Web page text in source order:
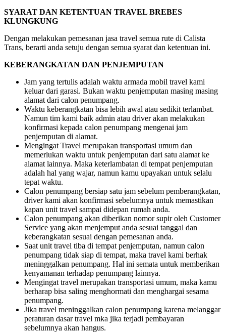
SYARAT DAN KETENTUAN TRAVEL BREBES
KLUNGKUNG
Dengan melakukan pemesanan jasa travel semua rute di Calista
Trans, berarti anda setuju dengan semua syarat dan ketentuan ini.
KEBERANGKATAN DAN PENJEMPUTAN
Jam yang tertulis adalah waktu armada mobil travel kami
keluar dari garasi. Bukan waktu penjemputan masing masing
alamat dari calon penumpang.
Waktu keberangkatan bisa lebih awal atau sedikit terlambat.
Namun tim kami baik admin atau driver akan melakukan
konfirmasi kepada calon penumpang mengenai jam
penjemputan di alamat.
Mengingat Travel merupakan transportasi umum dan
memerlukan waktu untuk penjemputan dari satu alamat ke
alamat lainnya. Maka keterlambatan di tempat penjemputan
adalah hal yang wajar, namun kamu upayakan untuk selalu
tepat waktu.
Calon penumpang bersiap satu jam sebelum pemberangkatan,
driver kami akan konfirmasi sebelumnya untuk memastikan
kapan unit travel sampai didepan rumah anda.
Calon penumpang akan diberikan nomor supir oleh Customer
Service yang akan menjemput anda sesuai tanggal dan
keberangkatan sesuai dengan pemesanan anda.
Saat unit travel tiba di tempat penjemputan, namun calon
penumpang tidak siap di tempat, maka travel kami berhak
meninggalkan penumpang. Hal ini semata untuk memberikan
kenyamanan terhadap penumpang lainnya.
Mengingat travel merupakan transportasi umum, maka kamu
berharap bisa saling menghormati dan menghargai sesama
penumpang.
Jika travel meninggalkan calon penumpang karena melanggar
peraturan dasar travel mka jika terjadi pembayaran
sebelumnya akan hangus.